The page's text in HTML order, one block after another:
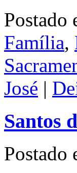
Postado
Família,
José |
Santos
Postado